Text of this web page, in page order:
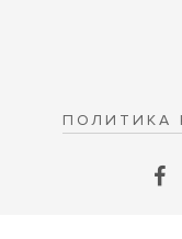
ПОЛИТИКА